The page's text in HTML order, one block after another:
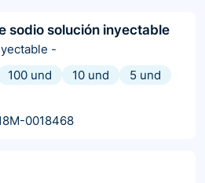
sodio solución inyectable
-
100 und 10 und
5 und
0018468